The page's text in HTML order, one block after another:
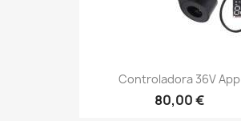
Controladora 36V App
80,00 €